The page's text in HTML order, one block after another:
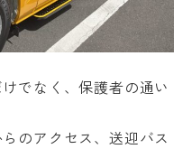
でなく、保護者の通い
のアクセス、送迎バス